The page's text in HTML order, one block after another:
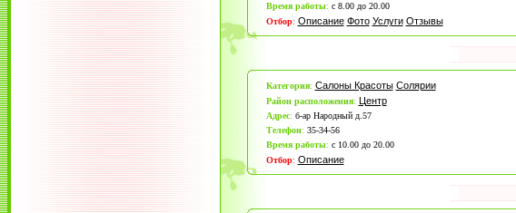
Время работы: с 8.00 до 20.00
Отбор: Описание Фото Услуги Отзывы
Категория: Салоны Красоты Солярии
Район расположения: Центр
Адрес: б-ар Народный д.57
Телефон: 35-34-56
Время работы: с 10.00 до 20.00
Отбор: Описание